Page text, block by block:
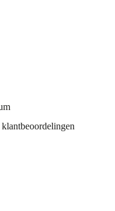
klantbeoordelingen